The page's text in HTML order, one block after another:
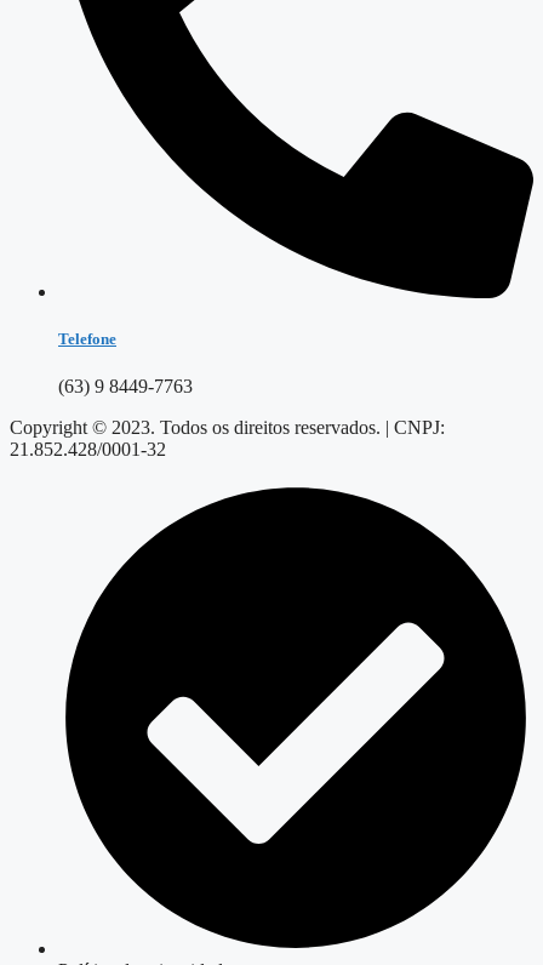
Telefone
(63) 9 8449-7763
Copyright © 2023. Todos os direitos reservados. | CNPJ:
21.852.428/0001-32